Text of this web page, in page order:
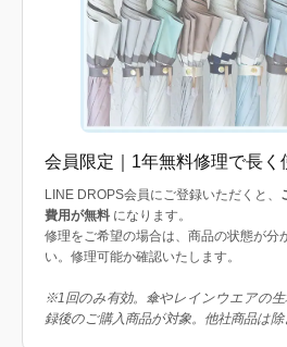
会員限定｜1年無料修理で長く
LINE DROPS会員にご登録いただくと、
費用が無料 になります。
修理をご希望の場合は、商品の状態が分
い。修理可能か確認いたします。
※1回のみ有効。傘やレインウエアの生
録後のご購入商品が対象。他社商品は除